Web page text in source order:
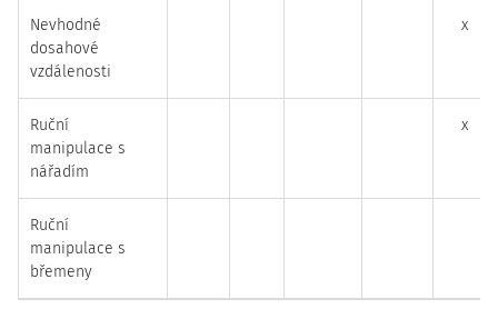
Nevhodné
dosahové
vzdálenosti
x
Ruční
manipulace s
nářadím
x
Ruční
manipulace s
břemeny